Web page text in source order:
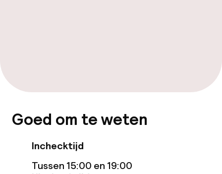
Goed om te weten
Inchecktijd
Tussen 15:00 en 19:00